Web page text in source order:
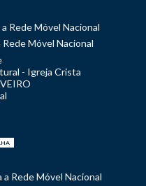
Rede Móvel Nacional
Móvel Nacional
- Igreja Crista
Rede Móvel Nacional